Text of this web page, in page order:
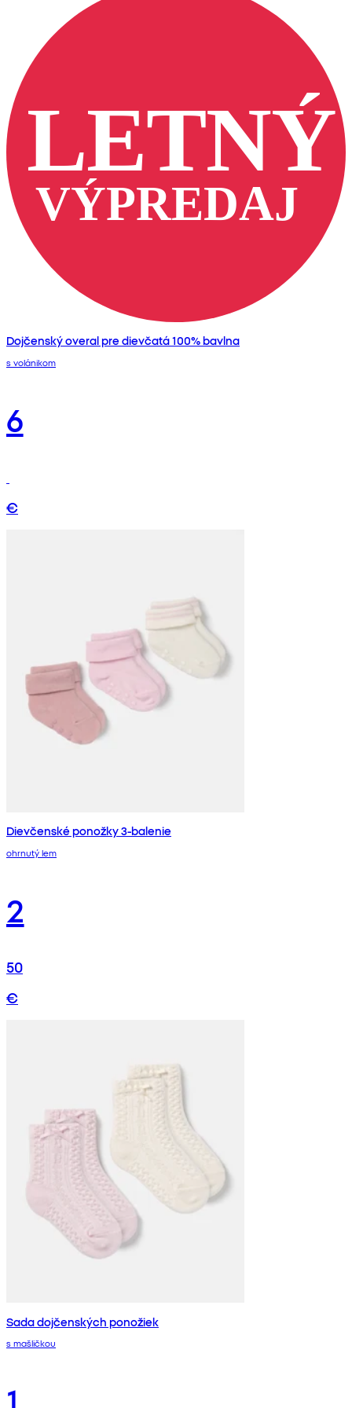
Dojčenský overal pre dievčatá 100% bavlna
s volánikom
6
€
Dievčenské ponožky 3-balenie
ohrnutý lem
2
50
€
Sada dojčenských ponožiek
s mašličkou
1